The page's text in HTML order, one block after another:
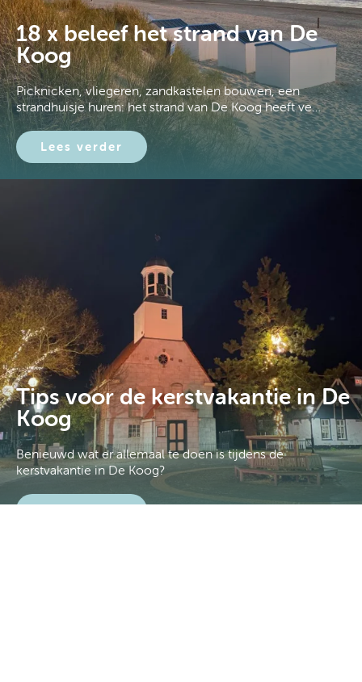
18 x beleef het strand van De
Koog
Picknicken, vliegeren, zandkastelen bouwen, een
strandhuisje huren: het strand van De Koog heeft ve…
Lees verder
Tips voor de kerstvakantie in De
Koog
Benieuwd wat er allemaal te doen is tijdens de
kerstvakantie in De Koog?